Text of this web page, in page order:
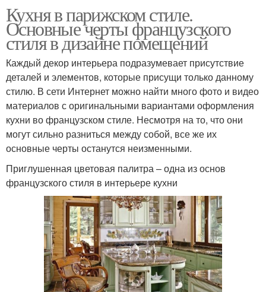
Кухня в парижском стиле.
Основные черты французского
стиля в дизайне помещений
Каждый декор интерьера подразумевает присутствие
деталей и элементов, которые присущи только данному
стилю. В сети Интернет можно найти много фото и видео
материалов с оригинальными вариантами оформления
кухни во французском стиле. Несмотря на то, что они
могут сильно разниться между собой, все же их
основные черты останутся неизменными.
Приглушенная цветовая палитра – одна из основ
французского стиля в интерьере кухни